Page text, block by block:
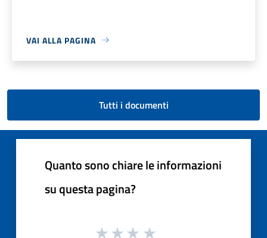
VAI ALLA PAGINA
Tutti i documenti
Quanto sono chiare le informazioni
su questa pagina?